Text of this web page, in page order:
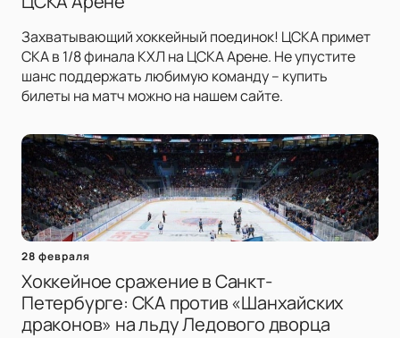
Захватывающий хоккейный поединок! ЦСКА примет
СКА в 1/8 финала КХЛ на ЦСКА Арене. Не упустите
шанс поддержать любимую команду – купить
билеты на матч можно на нашем сайте.
28 февраля
Хоккейное сражение в Санкт-
Петербурге: СКА против «Шанхайских
драконов» на льду Ледового дворца